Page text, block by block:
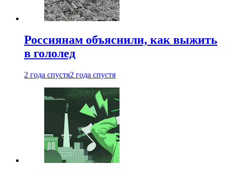
Россиянам объяснили, как выжить
в гололед
2 года спустя2 года спустя